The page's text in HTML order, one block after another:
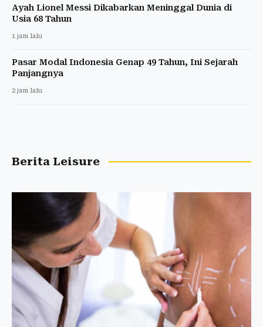
Ayah Lionel Messi Dikabarkan Meninggal Dunia di
Usia 68 Tahun
1 jam lalu
Pasar Modal Indonesia Genap 49 Tahun, Ini Sejarah
Panjangnya
2 jam lalu
Berita Leisure